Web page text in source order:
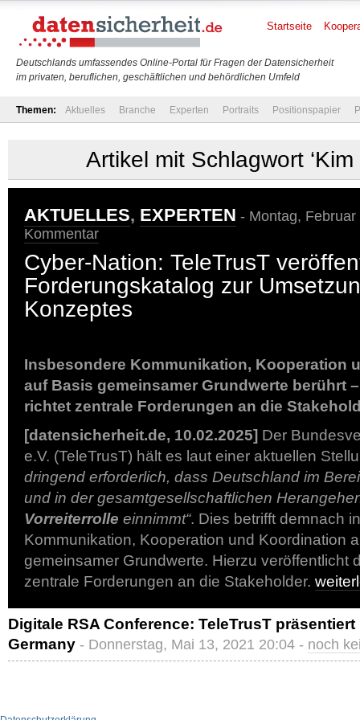
Deutschlands umfassendes Online-Portal für Fragen der Datensicherheit
im privaten, beruflichen, geschäftlichen und behördlichen Umfeld
Startseite
Themen: Aktuelles Branche Experten Portraits Positionspapier
Artikel mit Schlagwort ‘Kim
AKTUELLES, EXPERTEN - Montag,
Kommentar
Cyber-Nation: TeleTrusT
Forderungskatalog zur
Konzeptes
Insbesondere Kommunikation, Kooperation
auf Basis gemeinsamer Grundwerte berührt
richtet zentrale Forderungen an die
[datensicherheit.de, 10.02.2025] Der
e.V. (TeleTrusT) hält es laut einer aktuellen
dringend erforderlich, dass Deutschland im
und in der gesamtgesellschaftlichen
Vorreiterrolle einnimmt“. Dies betrifft demnach
Kommunikation, Kooperation und Koordination
gemeinsamer Grundwerte. Hierzu veröffentlicht
zentrale Forderungen an die Stakeholder.
Digitale RSA Conference: TeleTrusT
Germany - Donnerstag, Mai 13, 2021 20:04 - noch